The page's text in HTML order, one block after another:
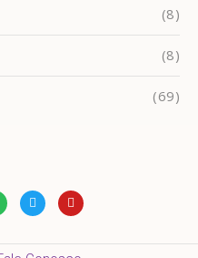
(8)
(8)
(69)